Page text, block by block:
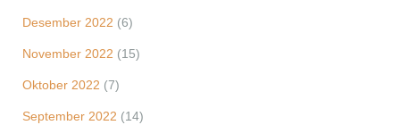
Desember 2022 (6)
November 2022 (15)
Oktober 2022 (7)
September 2022 (14)